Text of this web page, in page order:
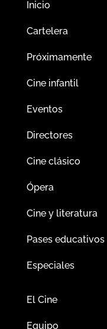
Inicio
Cartelera
Próximamente
Cine infantil
Eventos
Directores
Cine clásico
Ópera
Cine y literatura
Pases educativos
Especiales
El Cine
Equipo